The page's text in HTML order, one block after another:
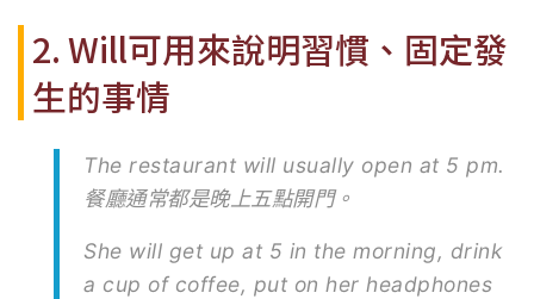
2. Will可用來說明習慣、固定發
生的事情
The restaurant will usually open at 5 pm.
餐廳通常都是晚上五點開門。
She will get up at 5 in the morning, drink
a cup of coffee, put on her headphones